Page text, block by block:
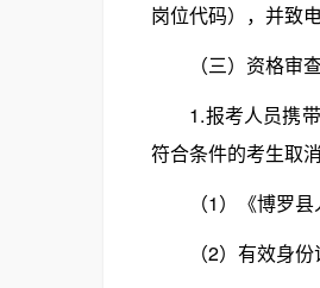
岗位代码），并致
（三）资格审
1.报考人员携带
符合条件的考生取
（1）《博罗县人
（2）有效身份